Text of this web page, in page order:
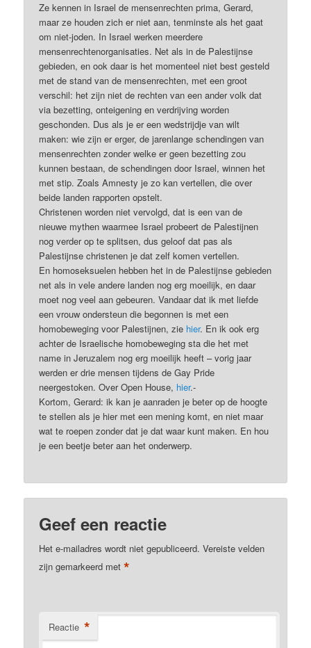
Ze kennen in Israel de mensenrechten prima, Gerard,
maar ze houden zich er niet aan, tenminste als het gaat
om niet-joden. In Israel werken meerdere
mensenrechtenorganisaties. Net als in de Palestijnse
gebieden, en ook daar is het momenteel niet best gesteld
met de stand van de mensenrechten, met een groot
verschil: het zijn niet de rechten van een ander volk dat
via bezetting, onteigening en verdrijving worden
geschonden. Dus als je er een wedstrijdje van wilt
maken: wie zijn er erger, de jarenlange schendingen van
mensenrechten zonder welke er geen bezetting zou
kunnen bestaan, de schendingen door Israel, winnen het
met stip. Zoals Amnesty je zo kan vertellen, die over
beide landen rapporten opstelt.
Christenen worden niet vervolgd, dat is een van de
nieuwe mythen waarmee Israel probeert de Palestijnen
nog verder op te splitsen, dus geloof dat pas als
Palestijnse christenen je dat zelf komen vertellen.
En homoseksuelen hebben het in de Palestijnse gebieden
net als in vele andere landen nog erg moeilijk, en daar
moet nog veel aan gebeuren. Vandaar dat ik met liefde
een vrouw ondersteun die begonnen is met een
homobeweging voor Palestijnen, zie hier. En ik ook erg
achter de Israelische homobeweging sta die het met
name in Jeruzalem nog erg moeilijk heeft – vorig jaar
werden er drie mensen tijdens de Gay Pride
neergestoken. Over Open House, hier.-
Kortom, Gerard: ik kan je aanraden je beter op de hoogte
te stellen als je hier met een mening komt, en niet maar
wat te roepen zonder dat je dat waar kunt maken. En hou
je een beetje beter aan het onderwerp.
Geef een reactie
Het e-mailadres wordt niet gepubliceerd. Vereiste velden
zijn gemarkeerd met*
Reactie *